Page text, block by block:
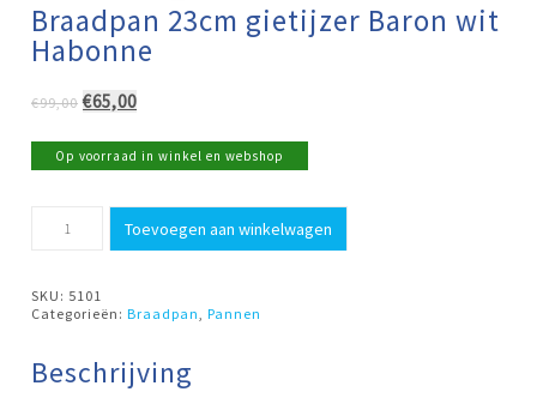
Braadpan 23cm gietijzer Baron wit
Habonne
€99,00 Oorspronkelijke
was:
€99,00.
€65,00Huidige
is:
€65,00.
Op voorraad in winkel en webshop
23cm
Habonne
aantal
Toevoegen aan winkelwagen
SKU: 5101
Categorieën:Braadpan ,Pannen
Beschrijving